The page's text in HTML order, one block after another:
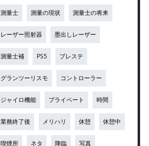
測量士 測量の現状 測量士の将来
レーザー照射器 墨出しレーザー
測量士補 PS5 プレステ
グランツーリスモ コントローラー
ジャイロ機能 プライベート 時間
業務終了後 メリハリ 休憩 休憩中
喫煙所 ネタ 降臨 写真